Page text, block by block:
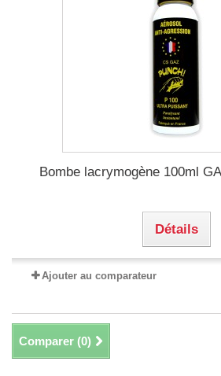
Bombe lacrymogène 100ml
Détails
Ajouter au comparateur
Comparer (0)